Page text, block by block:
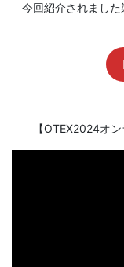
今回紹介されまし
【OTEX2024オ